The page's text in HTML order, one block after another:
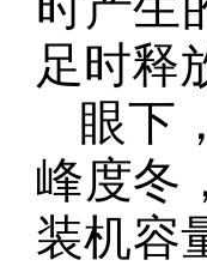
足时释
眼下
峰度冬
装机容